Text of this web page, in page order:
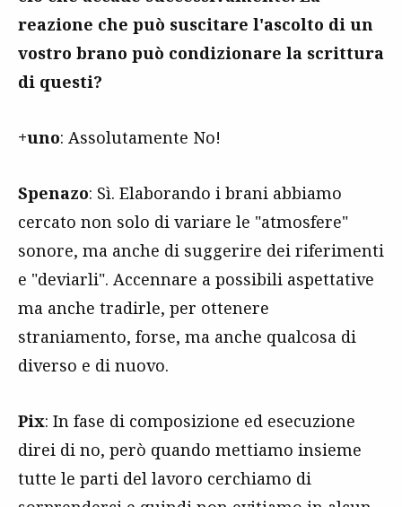
reazione che può suscitare l'ascolto di un
vostro brano può condizionare la scrittura
di questi?
+uno: Assolutamente No!
Spenazo: Sì. Elaborando i brani abbiamo
cercato non solo di variare le "atmosfere"
sonore, ma anche di suggerire dei riferimenti
e "deviarli". Accennare a possibili aspettative
ma anche tradirle, per ottenere
straniamento, forse, ma anche qualcosa di
diverso e di nuovo.
Pix: In fase di composizione ed esecuzione
direi di no, però quando mettiamo insieme
tutte le parti del lavoro cerchiamo di